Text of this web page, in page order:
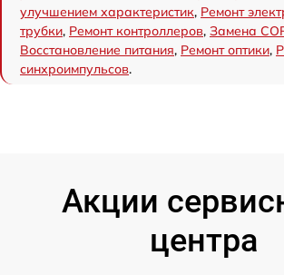
улучшением характеристик, Ремонт
трубки, Ремонт контроллеров, Замена
Восстановление питания, Ремонт оптики,
синхроимпульсов.
Акции
центра